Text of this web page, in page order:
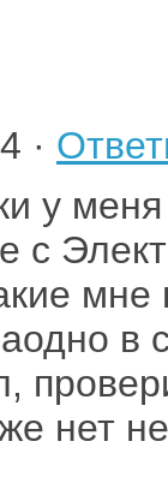
·
у
с
в
нет